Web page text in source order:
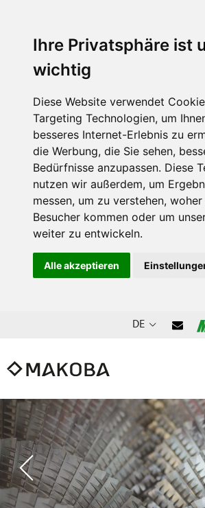
Ihre Privatsphäre ist
wichtig
Diese Website verwendet
Targeting Technologien, um
besseres Internet-Erlebnis zu
die Werbung, die Sie sehen,
Bedürfnisse anzupassen. Diese
nutzen wir außerdem, um
messen, um zu verstehen, woher
Besucher kommen oder um
weiter zu entwickeln.
Alle akzeptieren
DE
Vorheriges
Slide